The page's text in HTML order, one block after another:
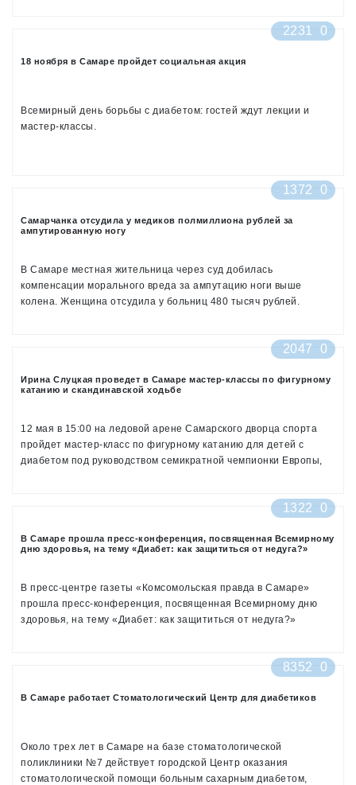
2231 0
18 ноября в Самаре пройдет социальная акция
Всемирный день борьбы с диабетом: гостей ждут лекции и
мастер-классы.
1372 0
Самарчанка отсудила у медиков полмиллиона рублей за
ампутированную ногу
В Самаре местная жительница через суд добилась
компенсации морального вреда за ампутацию ноги выше
колена. Женщина отсудила у больниц 480 тысяч рублей.
2047 0
Ирина Слуцкая проведет в Самаре мастер-классы по фигурному
катанию и скандинавской ходьбе
12 мая в 15:00 на ледовой арене Самарского дворца спорта
пройдет мастер-класс по фигурному катанию для детей с
диабетом под руководством семикратной чемпионки Европы,
1322 0
В Самаре прошла пресс-конференция, посвященная Всемирному
дню здоровья, на тему «Диабет: как защититься от недуга?»
В пресс-центре газеты «Комсомольская правда в Самаре»
прошла пресс-конференция, посвященная Всемирному дню
здоровья, на тему «Диабет: как защититься от недуга?»
8352 0
В Самаре работает Стоматологический Центр для диабетиков
Около трех лет в Самаре на базе стоматологической
поликлиники №7 действует городской Центр оказания
стоматологической помощи больным сахарным диабетом,